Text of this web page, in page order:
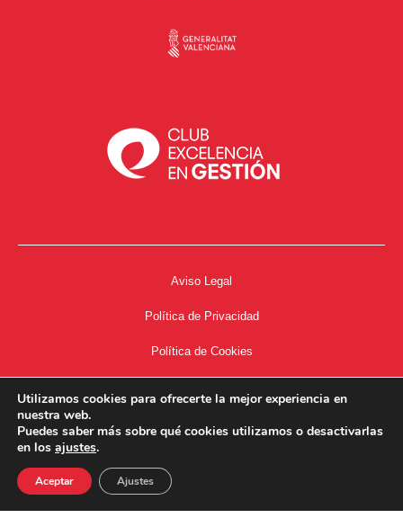
Aviso Legal
Política de Privacidad
Política de Cookies
34667504662
Utilizamos cookies para ofrecerte la mejor experiencia en
nuestra web.
Puedes saber más sobre qué cookies utilizamos o desactivarlas
en los ajustes.
Aceptar Ajustes